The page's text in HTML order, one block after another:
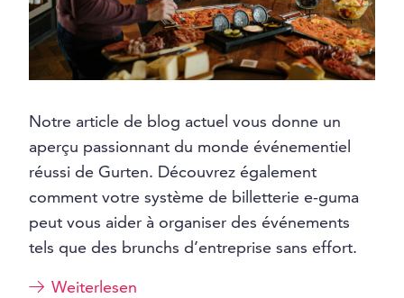
Notre article de blog actuel vous donne un
aperçu passionnant du monde événementiel
réussi de Gurten. Découvrez également
comment votre système de billetterie e-guma
peut vous aider à organiser des événements
tels que des brunchs d’entreprise sans effort.
Weiterlesen